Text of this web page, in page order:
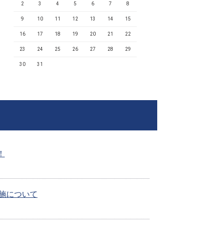
2 3 4 5 6 7 8
9 10 11 12 13 14 15
16 17 18 19 20 21 22
23 24 25 26 27 28 29
30 31
について